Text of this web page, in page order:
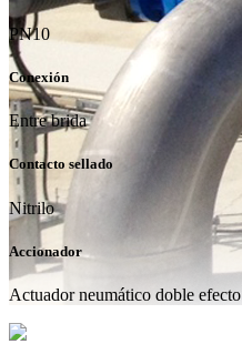
PN10
Conexión
Entre brida
Contacto sellado
Nitrilo
Accionador
Actuador neumático doble efecto